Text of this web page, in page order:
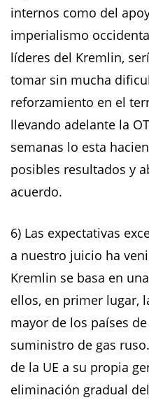
internos como del
imperialismo
líderes del Kremlin,
tomar sin mucha
reforzamiento en el
llevando adelante la
semanas lo esta
posibles resultados y
acuerdo.
6) Las expectativas
a nuestro juicio ha
Kremlin se basa en
ellos, en primer lugar,
mayor de los países
suministro de gas
de la UE a su propia
eliminación gradual